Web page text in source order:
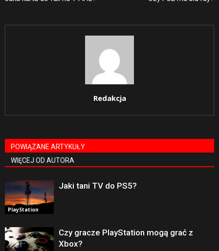
Redakcja
POWIĄZANE ARTYKUŁY
WIĘCEJ OD AUTORA
PlayStation
Jaki tani TV do PS5?
Czy gracze PlayStation mogą grać z
Xbox?